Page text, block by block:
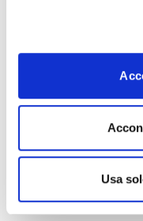
Usa